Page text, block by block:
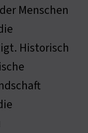
Menschen
Historisch